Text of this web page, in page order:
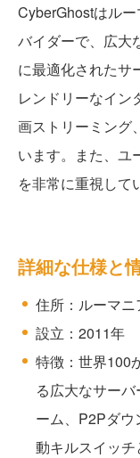
CyberGhostはル
バイダーで、広大
に最適化されたサ
レンドリーなイン
画ストリーミング
います。また、ユ
を非常に重視して
詳細な仕様と
住所：ルーマニ
設立：2011年
特徴：世界100
る広大なサー
ーム、P2Pダウ
動キルスイッ